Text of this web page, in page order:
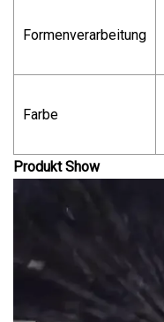
Formenverarbeitung
Farbe
Produkt Show